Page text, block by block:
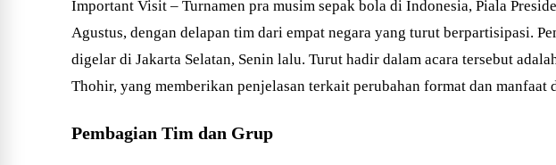
Important Visit – Turnamen pra musim sepak bola di Indonesia, Piala
Agustus, dengan delapan tim dari empat negara yang turut berpartisipasi.
digelar di Jakarta Selatan, Senin lalu. Turut hadir dalam acara tersebut
Thohir, yang memberikan penjelasan terkait perubahan format dan manfaat
Pembagian Tim dan Grup